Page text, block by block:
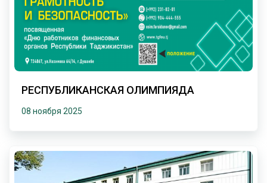
РЕСПУБЛИКАНСКАЯ ОЛИМПИЯДА
08 ноября 2025